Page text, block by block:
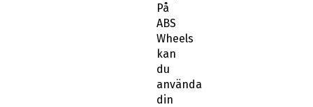
På
ABS
Wheels
kan
du
använda
din